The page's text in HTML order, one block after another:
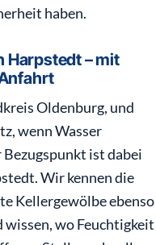
haben.
Harpstedt – mit
Oldenburg, und
wenn Wasser
ist dabei
Wir kennen die
Kellergewölbe ebenso
wissen, wo Feuchtigkeit